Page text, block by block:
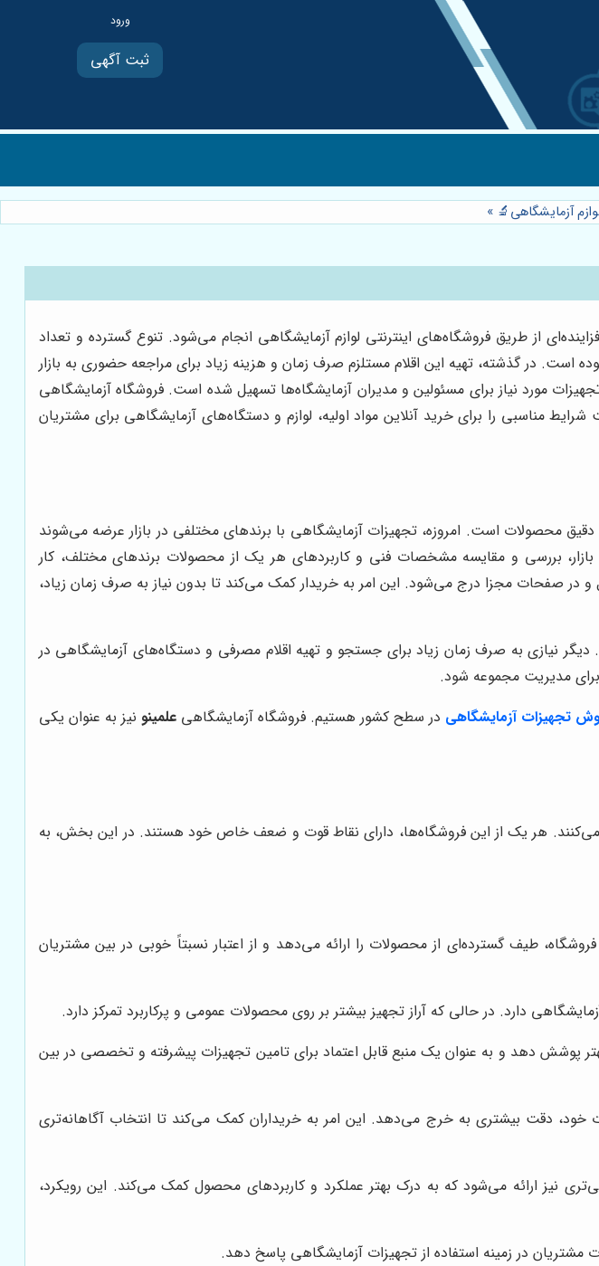
ثبت آگهی
آزمایشگاهی🔬 »
از طریق فروشگاه‌های اینترنتی لوازم آزمایشگاهی انجام می‌شود. تنوع گسترده و تعداد
است. در گذشته، تهیه این اقلام مستلزم صرف زمان و هزینه زیاد برای مراجعه حضوری به بازار
مورد نیاز برای مسئولین و مدیران آزمایشگاه‌ها تسهیل شده است. فروشگاه آزمایشگاهی
مناسبی را برای خرید آنلاین مواد اولیه، لوازم و دستگاه‌های آزمایشگاهی برای مشتریان
محصولات است. امروزه، تجهیزات آزمایشگاهی با برندهای مختلفی در بازار عرضه می‌شوند
بررسی و مقایسه مشخصات فنی و کاربردهای هر یک از محصولات برندهای مختلف، کار
در صفحات مجزا درج می‌شود. این امر به خریدار کمک می‌کند تا بدون نیاز به صرف زمان زیاد،
دیگر نیازی به صرف زمان زیاد برای جستجو و تهیه اقلام مصرفی و دستگاه‌های آزمایشگاهی در
مدیریت مجموعه شود.
تجهیزات آزمایشگاهی در سطح کشور هستیم. فروشگاه آزمایشگاهی علمینو نیز به عنوان یکی
می‌کنند. هر یک از این فروشگاه‌ها، دارای نقاط قوت و ضعف خاص خود هستند. در این بخش، به
طیف گسترده‌ای از محصولات را ارائه می‌دهد و از اعتبار نسبتاً خوبی در بین مشتریان
دارد. در حالی که آراز تجهیز بیشتر بر روی محصولات عمومی و پرکاربرد تمرکز دارد.
پوشش دهد و به عنوان یک منبع قابل اعتماد برای تامین تجهیزات پیشرفته و تخصصی در بین
خود، دقت بیشتری به خرج می‌دهد. این امر به خریداران کمک می‌کند تا انتخاب آگاهانه‌تری
نیز ارائه می‌شود که به درک بهتر عملکرد و کاربردهای محصول کمک می‌کند. این رویکرد،
در زمینه استفاده از تجهیزات آزمایشگاهی پاسخ دهد.